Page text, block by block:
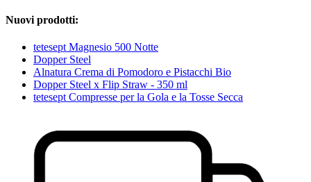
Nuovi prodotti:
tetesept Magnesio 500 Notte
Dopper Steel
Alnatura Crema di Pomodoro e Pistacchi Bio
Dopper Steel x Flip Straw - 350 ml
tetesept Compresse per la Gola e la Tosse Secca